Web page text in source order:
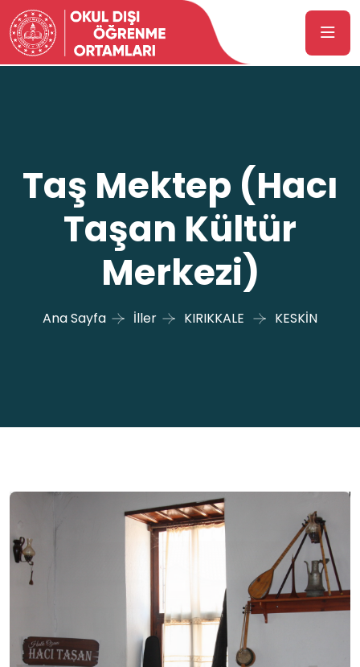
Taş Mektep (Hacı
Taşan Kültür
Merkezi)
Ana Sayfa İller KIRIKKALE KESKİN